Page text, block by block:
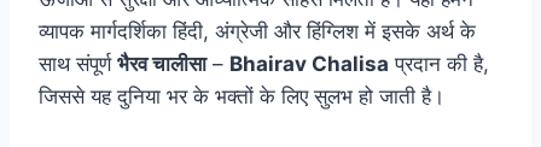
व्यापक मार्गदर्शिका हिंदी, अंग्रेजी और हिंग्लिश में इसके अर्थ के
साथ संपूर्ण भैरव चालीसा– Bhairav Chalisa प्रदान की है,
जिससे यह दुनिया भर के भक्तों के लिए सुलभ हो जाती है।